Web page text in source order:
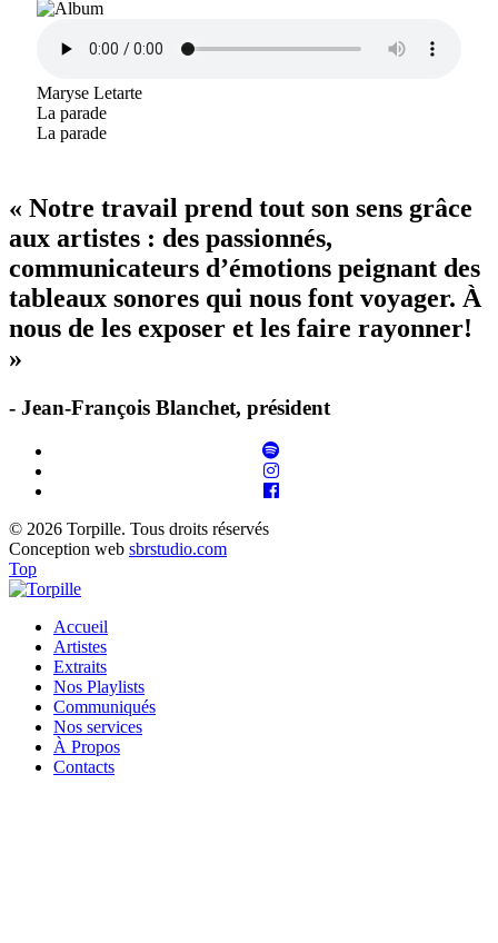
Maryse Letarte
La parade
La parade
« Notre travail prend tout son sens grâce
aux artistes : des passionnés,
communicateurs d’émotions peignant des
tableaux sonores qui nous font voyager. À
nous de les exposer et les faire rayonner!
»
- Jean-François Blanchet, président
© 2026 Torpille. Tous droits réservés
Conception web sbrstudio.com
Top
Accueil
Artistes
Extraits
Nos Playlists
Communiqués
Nos services
À Propos
Contacts